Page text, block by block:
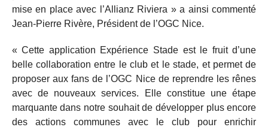
mise en place avec l’Allianz Riviera » a ainsi commenté
Jean-Pierre Rivère, Président de l’OGC Nice.
« Cette application Expérience Stade est le fruit d’une
belle collaboration entre le club et le stade, et permet de
proposer aux fans de l’OGC Nice de reprendre les rênes
avec de nouveaux services. Elle constitue une étape
marquante dans notre souhait de développer plus encore
des actions communes avec le club pour enrichir